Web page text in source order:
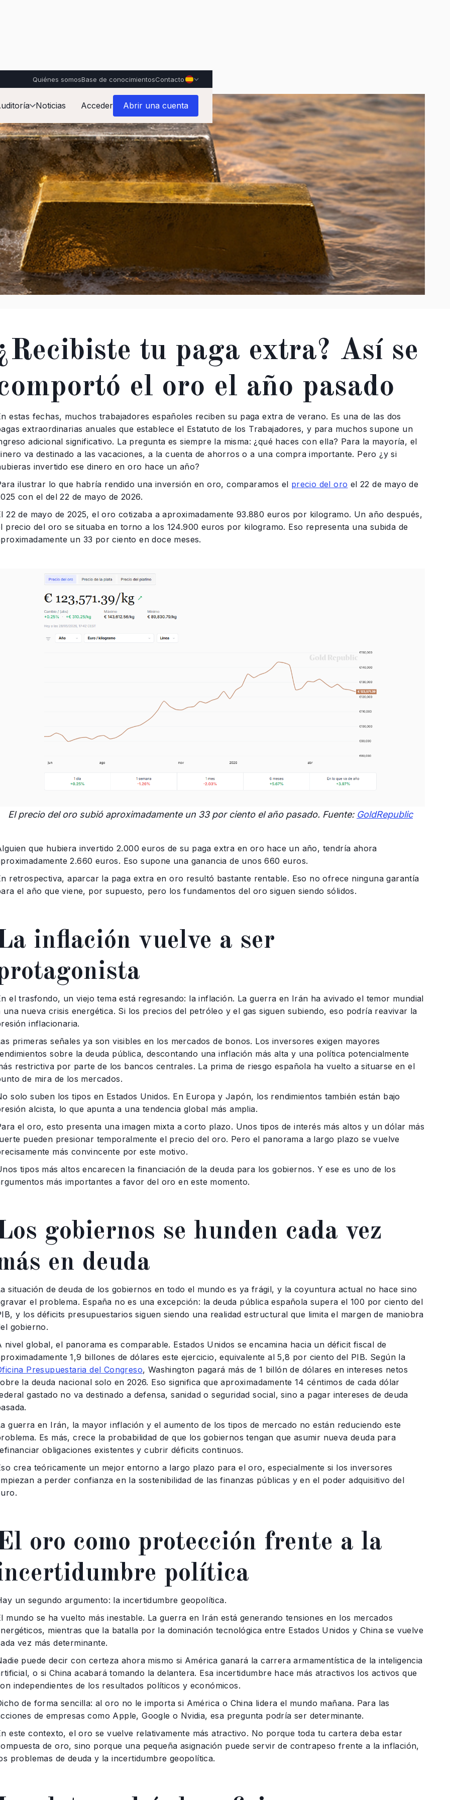
Quiénes somosBase de conocimientosContacto
Noticias Acceder Abrir una cuenta
tu paga extra? Así se
el oro el año pasado
estas fechas, muchos trabajadores españoles reciben su paga extra de verano. Es una de las dos
extraordinarias anuales que establece el Estatuto de los Trabajadores, y para muchos supone un
adicional significativo. La pregunta es siempre la misma: ¿qué haces con ella? Para la mayoría, el
va destinado a las vacaciones, a la cuenta de ahorros o a una compra importante. Pero ¿y si
invertido ese dinero en oro hace un año?
ilustrar lo que habría rendido una inversión en oro, comparamos el precio del oro el 22 de mayo de
con el del 22 de mayo de 2026.
22 de mayo de 2025, el oro cotizaba a aproximadamente 93.880 euros por kilogramo. Un año después,
precio del oro se situaba en torno a los 124.900 euros por kilogramo. Eso representa una subida de
un 33 por ciento en doce meses.
El precio del oro subió aproximadamente un 33 por ciento el año pasado. Fuente: GoldRepublic
que hubiera invertido 2.000 euros de su paga extra en oro hace un año, tendría ahora
2.660 euros. Eso supone una ganancia de unos 660 euros.
retrospectiva, aparcar la paga extra en oro resultó bastante rentable. Eso no ofrece ninguna garantía
el año que viene, por supuesto, pero los fundamentos del oro siguen siendo sólidos.
inflación vuelve a ser
el trasfondo, un viejo tema está regresando: la inflación. La guerra en Irán ha avivado el temor mundial
una nueva crisis energética. Si los precios del petróleo y el gas siguen subiendo, eso podría reavivar la
inflacionaria.
primeras señales ya son visibles en los mercados de bonos. Los inversores exigen mayores
sobre la deuda pública, descontando una inflación más alta y una política potencialmente
restrictiva por parte de los bancos centrales. La prima de riesgo española ha vuelto a situarse en el
de mira de los mercados.
solo suben los tipos en Estados Unidos. En Europa y Japón, los rendimientos también están bajo
alcista, lo que apunta a una tendencia global más amplia.
el oro, esto presenta una imagen mixta a corto plazo. Unos tipos de interés más altos y un dólar más
pueden presionar temporalmente el precio del oro. Pero el panorama a largo plazo se vuelve
más convincente por este motivo.
tipos más altos encarecen la financiación de la deuda para los gobiernos. Y ese es uno de los
más importantes a favor del oro en este momento.
gobiernos se hunden cada vez
en deuda
situación de deuda de los gobiernos en todo el mundo es ya frágil, y la coyuntura actual no hace sino
el problema. España no es una excepción: la deuda pública española supera el 100 por ciento del
y los déficits presupuestarios siguen siendo una realidad estructural que limita el margen de maniobra
gobierno.
nivel global, el panorama es comparable. Estados Unidos se encamina hacia un déficit fiscal de
1,9 billones de dólares este ejercicio, equivalente al 5,8 por ciento del PIB. Según la
Presupuestaria del Congreso, Washington pagará más de 1 billón de dólares en intereses netos
la deuda nacional solo en 2026. Eso significa que aproximadamente 14 céntimos de cada dólar
gastado no va destinado a defensa, sanidad o seguridad social, sino a pagar intereses de deuda
guerra en Irán, la mayor inflación y el aumento de los tipos de mercado no están reduciendo este
Es más, crece la probabilidad de que los gobiernos tengan que asumir nueva deuda para
obligaciones existentes y cubrir déficits continuos.
crea teóricamente un mejor entorno a largo plazo para el oro, especialmente si los inversores
a perder confianza en la sostenibilidad de las finanzas públicas y en el poder adquisitivo del
oro como protección frente a la
política
un segundo argumento: la incertidumbre geopolítica.
mundo se ha vuelto más inestable. La guerra en Irán está generando tensiones en los mercados
mientras que la batalla por la dominación tecnológica entre Estados Unidos y China se vuelve
vez más determinante.
puede decir con certeza ahora mismo si América ganará la carrera armamentística de la inteligencia
o si China acabará tomando la delantera. Esa incertidumbre hace más atractivos los activos que
independientes de los resultados políticos y económicos.
de forma sencilla: al oro no le importa si América o China lidera el mundo mañana. Para las
de empresas como Apple, Google o Nvidia, esa pregunta podría ser determinante.
este contexto, el oro se vuelve relativamente más atractivo. No porque toda tu cartera deba estar
de oro, sino porque una pequeña asignación puede servir de contrapeso frente a la inflación,
problemas de deuda y la incertidumbre geopolítica.